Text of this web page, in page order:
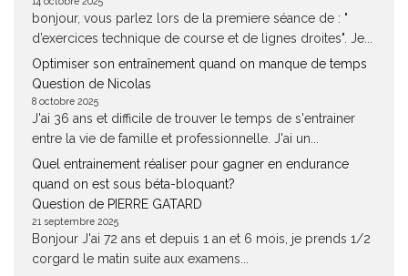
bonjour, vous parlez lors de la premiere séance de : "
d’exercices technique de course et de lignes droites". Je...
Optimiser son entraînement quand on manque de temps
Question de Nicolas
8 octobre 2025
J'ai 36 ans et difficile de trouver le temps de s'entrainer
entre la vie de famille et professionnelle. J'ai un...
Quel entrainement réaliser pour gagner en endurance
quand on est sous béta-bloquant?
Question de PIERRE GATARD
21 septembre 2025
Bonjour J'ai 72 ans et depuis 1 an et 6 mois, je prends 1/2
corgard le matin suite aux examens...